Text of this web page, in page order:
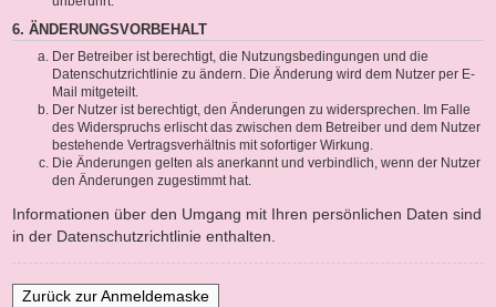
6. ÄNDERUNGSVORBEHALT
Der Betreiber ist berechtigt, die Nutzungsbedingungen und die
Datenschutzrichtlinie zu ändern. Die Änderung wird dem Nutzer per E-
Mail mitgeteilt.
Der Nutzer ist berechtigt, den Änderungen zu widersprechen. Im Falle
des Widerspruchs erlischt das zwischen dem Betreiber und dem Nutzer
bestehende Vertragsverhältnis mit sofortiger Wirkung.
Die Änderungen gelten als anerkannt und verbindlich, wenn der Nutzer
den Änderungen zugestimmt hat.
Informationen über den Umgang mit Ihren persönlichen Daten sind
in der Datenschutzrichtlinie enthalten.
Zurück zur Anmeldemaske